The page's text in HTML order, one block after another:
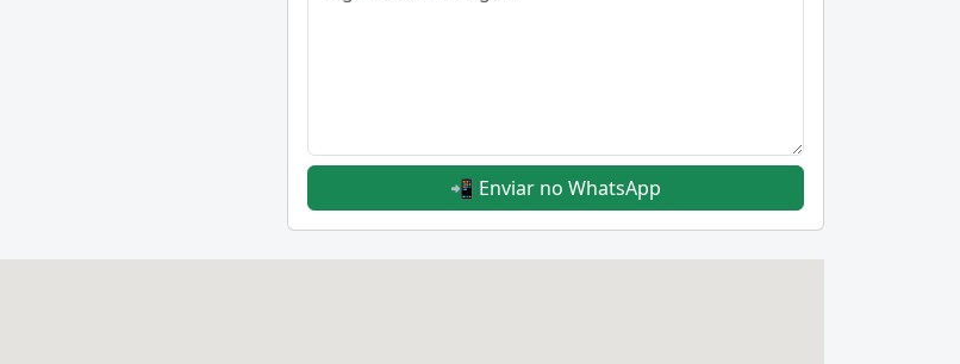
📲 Enviar no WhatsApp